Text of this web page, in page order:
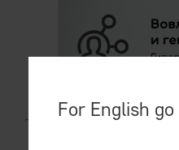
For English go